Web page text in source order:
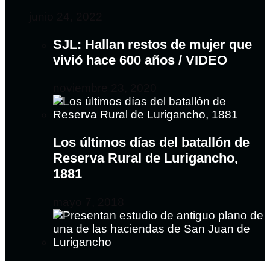
SJL: Hallan restos de mujer que
vivió hace 600 años / VIDEO
Los últimos días del batallón de
Reserva Rural de Lurigancho,
1881